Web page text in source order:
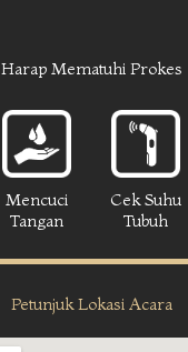
Harap Mematuhi Prokes
Mencuci
Tangan
Cek Suhu
Tubuh
Petunjuk Lokasi Acara